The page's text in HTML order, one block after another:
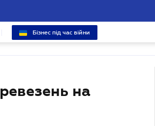
Бізнес під час війни
на